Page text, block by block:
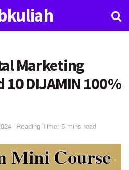
Marketing
10 DIJAMIN 100%
Reading Time: 5 mins read